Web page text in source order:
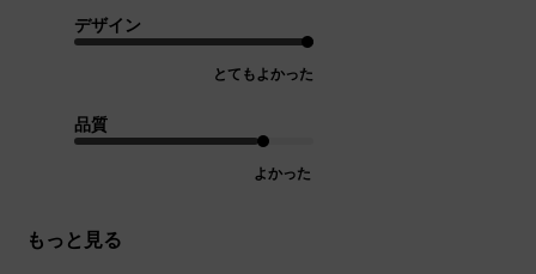
デザイン
とてもよかった
品質
よかった
もっと見る